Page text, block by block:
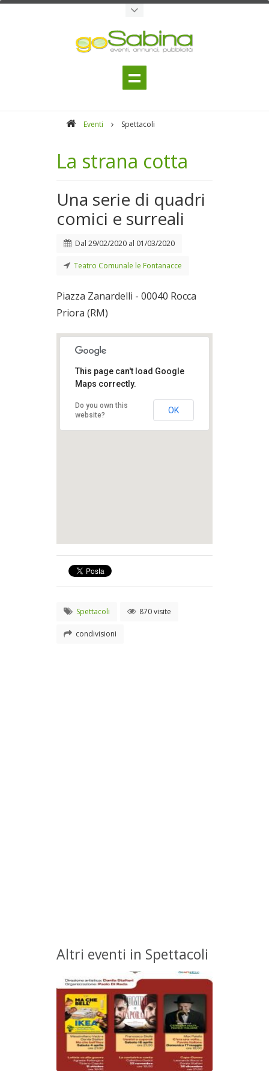
Eventi Spettacoli
La strana cotta
Una serie di quadri
comici e surreali
Dal 29/02/2020 al 01/03/2020
Teatro Comunale le Fontanacce
Piazza Zanardelli - 00040 Rocca
Priora (RM)
This page can't load Google
Maps correctly.
Do you own this
website?
OK
Spettacoli 870 visite
condivisioni
Altri eventi in Spettacoli